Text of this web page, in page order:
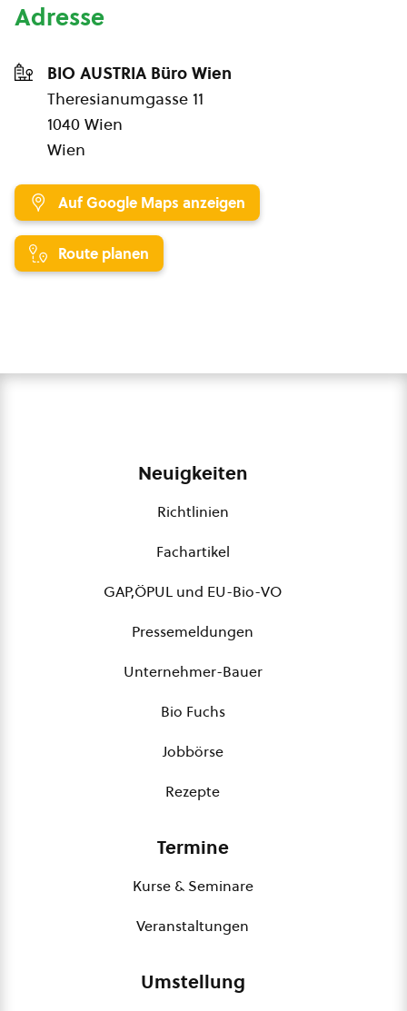
Adresse
BIO AUSTRIA Büro Wien
Theresianumgasse 11
1040 Wien
Wien
Auf Google Maps anzeigen
Route planen
Neuigkeiten
Richtlinien
Fachartikel
GAP,ÖPUL und EU-Bio-VO
Pressemeldungen
Unternehmer-Bauer
Bio Fuchs
Jobbörse
Rezepte
Termine
Kurse & Seminare
Veranstaltungen
Umstellung